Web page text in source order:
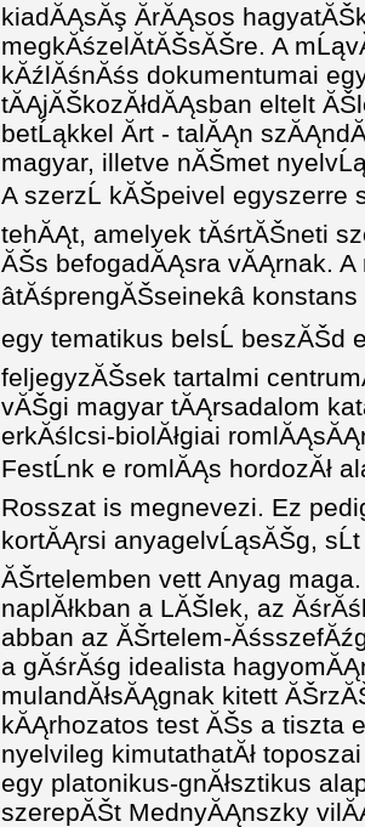
kiadĂĄsĂş Ă­rĂĄsos
megkĂśzelĂ­tĂŠsĂŠre. A
kĂźlĂśnĂśs dokumentumai
tĂĄjĂŠkozĂłdĂĄsban eltelt
betĹąkkel Ă­rt - talĂĄn
magyar, illetve nĂŠmet
A szerzĹ kĂŠpeivel
tehĂĄt, amelyek tĂśrtĂŠneti
ĂŠs befogadĂĄsra vĂĄrnak. A
âtĂśprengĂŠseinekâ
egy tematikus belsĹ beszĂŠd
feljegyzĂŠsek tartalmi
vĂŠgi magyar tĂĄrsadalom
erkĂślcsi-biolĂłgiai
FestĹnk e romlĂĄs hordozĂł
Rosszat is megnevezi. Ez
kortĂĄrsi anyagelvĹąsĂŠg,
ĂŠrtelemben vett Anyag
naplĂłkban a LĂŠlek, az
abban az ĂŠrtelem-
a gĂśrĂśg idealista
mulandĂłsĂĄgnak kitett
kĂĄrhozatos test ĂŠs a tiszta
nyelvileg kimutathatĂł
egy platonikus-gnĂłsztikus
szerepĂŠt MednyĂĄnszky